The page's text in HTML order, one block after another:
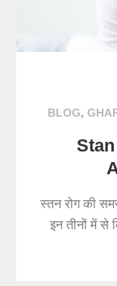
BLOG,
स्तन रोग की
इन तीनों में से